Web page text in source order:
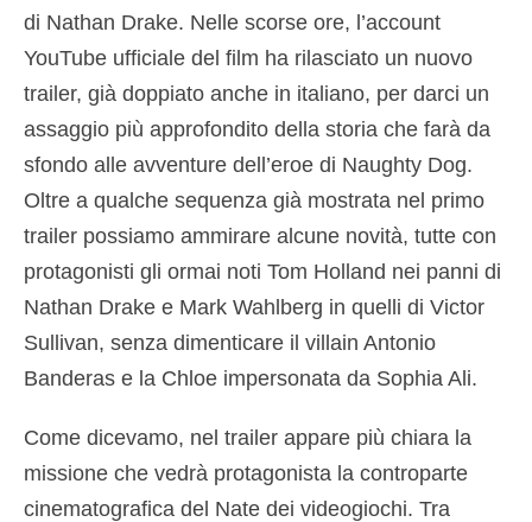
di Nathan Drake. Nelle scorse ore, l’account
YouTube ufficiale del film ha rilasciato un nuovo
trailer, già doppiato anche in italiano, per darci un
assaggio più approfondito della storia che farà da
sfondo alle avventure dell’eroe di Naughty Dog.
Oltre a qualche sequenza già mostrata nel primo
trailer possiamo ammirare alcune novità, tutte con
protagonisti gli ormai noti Tom Holland nei panni di
Nathan Drake e Mark Wahlberg in quelli di Victor
Sullivan, senza dimenticare il villain Antonio
Banderas e la Chloe impersonata da Sophia Ali.
Come dicevamo, nel trailer appare più chiara la
missione che vedrà protagonista la controparte
cinematografica del Nate dei videogiochi. Tra